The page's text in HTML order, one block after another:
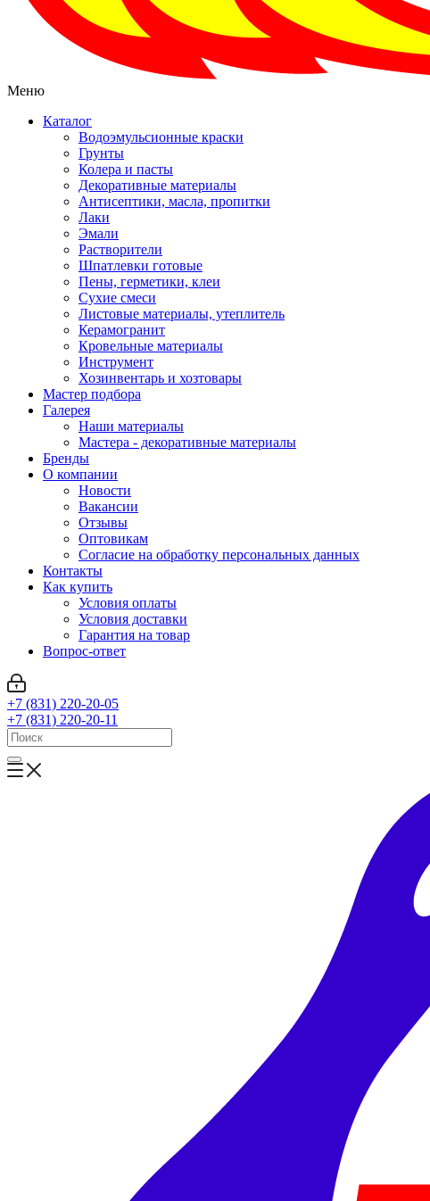
Меню
Каталог
Водоэмульсионные краски
Грунты
Колера и пасты
Декоративные материалы
Антисептики, масла, пропитки
Лаки
Эмали
Растворители
Шпатлевки готовые
Пены, герметики, клеи
Сухие смеси
Листовые материалы, утеплитель
Керамогранит
Кровельные материалы
Инструмент
Хозинвентарь и хозтовары
Мастер подбора
Галерея
Наши материалы
Мастера - декоративные материалы
Бренды
О компании
Новости
Вакансии
Отзывы
Оптовикам
Cогласие на обработку персональных данных
Контакты
Как купить
Условия оплаты
Условия доставки
Гарантия на товар
Вопрос-ответ
+7 (831) 220-20-05
+7 (831) 220-20-11